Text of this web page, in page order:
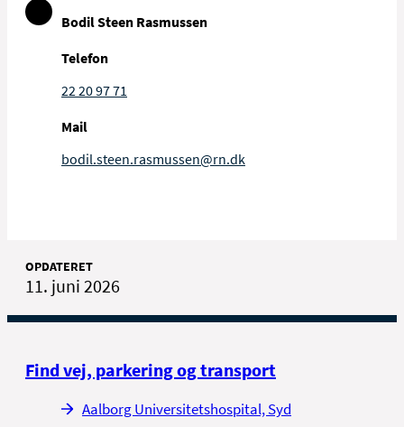
Bodil Steen Rasmussen
Telefon
22 20 97 71
Mail
bodil.steen.rasmussen@rn.dk
OPDATERET
11. juni 2026
Find vej, parkering og transport
Aalborg Universitetshospital, Syd